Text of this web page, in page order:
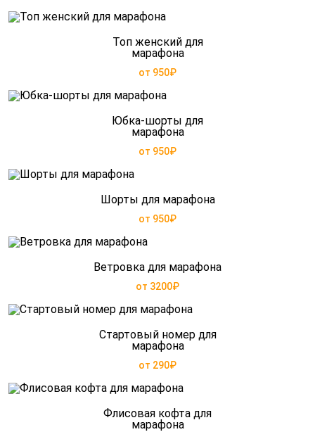
Топ женский для
марафона
от 950₽
Юбка-шорты для
марафона
от 950₽
Шорты для марафона
от 950₽
Ветровка для марафона
от 3200₽
Стартовый номер для
марафона
от 290₽
Флисовая кофта для
марафона